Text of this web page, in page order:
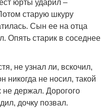
юрты ударил –
старую шкуру
Сын ее на отца
Опять старик в соседнее
не узнал ли, вскочил,
никогда не носил, такой
не держал. Дорогого
дочку позвал.